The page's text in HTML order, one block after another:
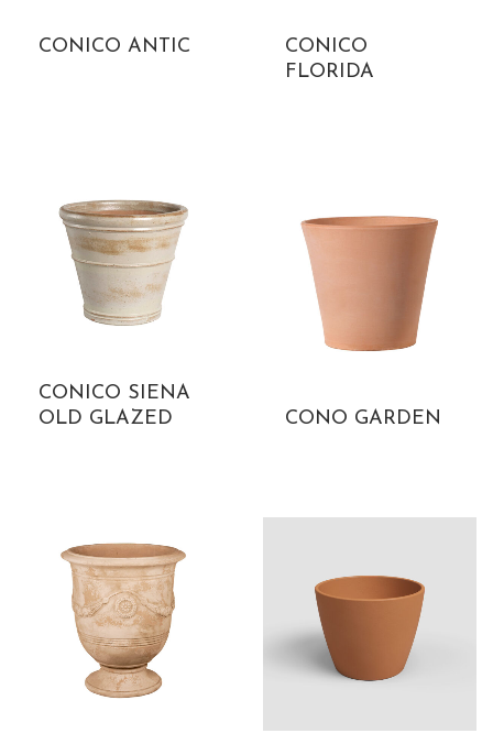
CONICO ANTIC
CONICO
FLORIDA
CONICO SIENA
OLD GLAZED
CONO GARDEN